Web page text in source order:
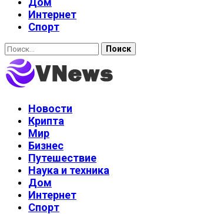
Интернет
Спорт
Найти:
Новости
Крипта
Мир
Бизнес
Путешествие
Наука и техника
Дом
Интернет
Спорт